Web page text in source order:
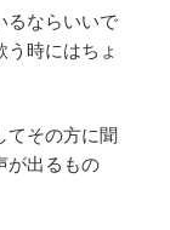
るならいいで
う時にはちょ
てその方に聞
が出るもの